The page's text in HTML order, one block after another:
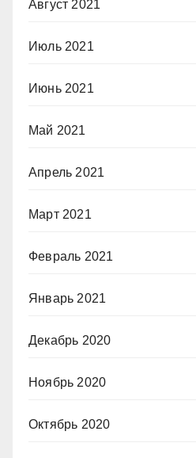
Август 2021
Июль 2021
Июнь 2021
Май 2021
Апрель 2021
Март 2021
Февраль 2021
Январь 2021
Декабрь 2020
Ноябрь 2020
Октябрь 2020